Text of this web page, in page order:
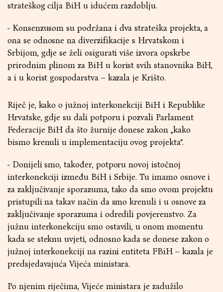
strateškog cilja BiH u idućem razdoblju.
- Konsenzusom su podržana i dva strateška projekta, a
ona se odnosne na diverzifikacije s Hrvatskom i
Srbijom, gdje se želi osigurati više izvora opskrbe
prirodnim plinom za BiH u korist svih stanovnika BiH,
a i u korist gospodarstva – kazala je Krišto.
Riječ je, kako o južnoj interkonekciji BiH i Republike
Hrvatske, gdje su dali potporu i pozvali Parlament
Federacije BiH da što žurnije donese zakon „kako
bismo krenuli u implementaciju ovog projekta“.
- Donijeli smo, također, potporu novoj istočnoj
interkonekciji između BiH i Srbije. Tu imamo osnove i
za zaključivanje sporazuma, tako da smo ovom projektu
pristupili na takav način da smo krenuli i u osnove za
zaključivanje sporazuma i odredili povjerenstvo. Za
južnu interkonekciju smo ostavili, u onom momentu
kada se steknu uvjeti, odnosno kada se donese zakon o
južnoj interkonekciji na razini entiteta FBiH – kazala je
predsjedavajuća Vijeća ministara.
Po njenim riječima, Vijeće ministara je zadužilo